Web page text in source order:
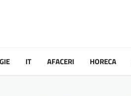
IT AFACERI HORECA